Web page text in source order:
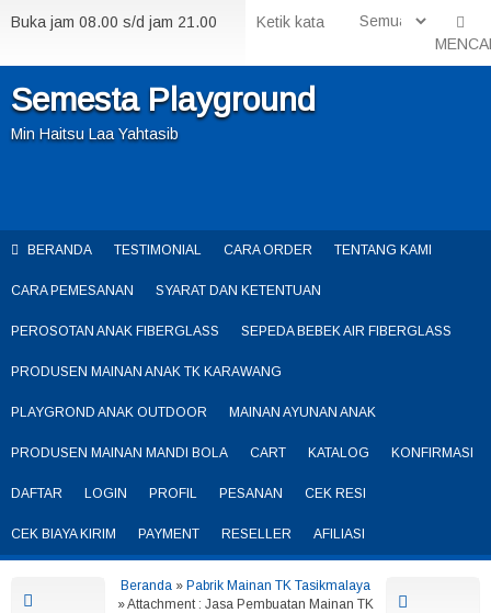
Buka jam 08.00 s/d jam 21.00
Semesta Playground
Min Haitsu Laa Yahtasib
BERANDA TESTIMONIAL CARA ORDER TENTANG KAMI
CARA PEMESANAN SYARAT DAN KETENTUAN
PEROSOTAN ANAK FIBERGLASS SEPEDA BEBEK AIR FIBERGLASS
PRODUSEN MAINAN ANAK TK KARAWANG
PLAYGROND ANAK OUTDOOR MAINAN AYUNAN ANAK
PRODUSEN MAINAN MANDI BOLA CART KATALOG KONFIRMASI
DAFTAR LOGIN PROFIL PESANAN CEK RESI
CEK BIAYA KIRIM PAYMENT RESELLER AFILIASI
Beranda» Pabrik Mainan TK Tasikmalaya
» Attachment : Jasa Pembuatan Mainan TK